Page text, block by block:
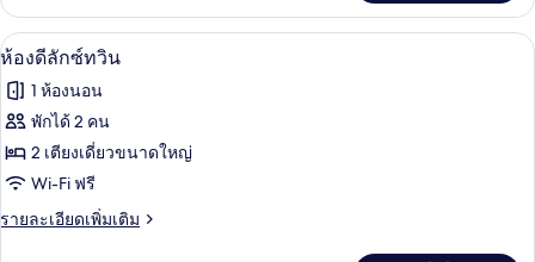
เกี่ยว
กับ
ห้อง
พี
เรีย
น
เปิด
ภาพถ่าย
ทั้งหมด
ของ
ห้อง
ดี
ห้องดีลักซ์ทวิน | โต๊ะทำงาน, พื้นที่ทำง
4
ห้องดีลักซ์ทวิน
1 ห้องนอน
พักได้ 2 คน
2 เตียงเดี่ยวขนาดใหญ่
Wi-Fi ฟรี
รายละเอียดเพิ่มเติม
ราย